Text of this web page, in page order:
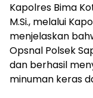
Kapolres Bima
M.Si., melalui
menjelaskan
Opsnal Polsek
dan berhasil
minuman keras